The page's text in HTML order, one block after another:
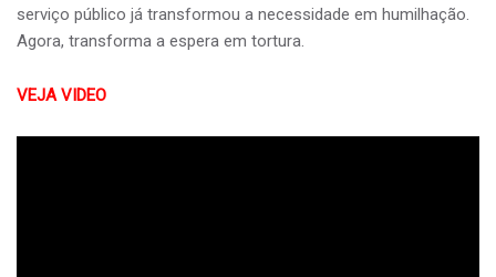
serviço público já transformou a necessidade em humilhação.
Agora, transforma a espera em tortura.
VEJA VIDEO